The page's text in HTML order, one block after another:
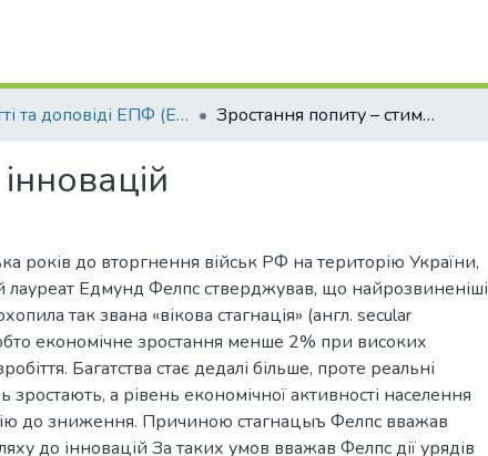
Статті та доповіді ЕПФ (Економічні науки) Зростання попиту – стимул для інновацій
років до вторгнення військ РФ на територію України,
лауреат Едмунд Фелпс стверджував, що найрозвиненіші
так звана «вікова стагнація» (англ. secular
економічне зростання менше 2% при високих
Багатства стає дедалі більше, проте реальні
зростають, а рівень економічної активності населення
до зниження. Причиною стагнацыъ Фелпс вважав
до інновацій За таких умов вважав Фелпс дії урядів